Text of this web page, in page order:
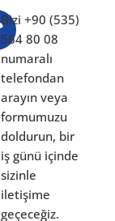
Bizi +90 (535)
564 80 08
numaralı
telefondan
arayın veya
formumuzu
doldurun, bir
iş günü içinde
sizinle
iletişime
geçeceğiz.